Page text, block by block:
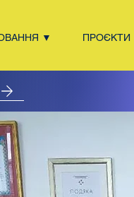
▼ ПРОЄКТИ